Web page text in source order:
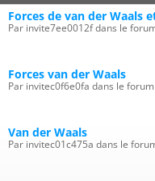
Forces de van der Waals
Par invite7ee0012f dans le
Forces van der Waals
Par invitec0f6e0fa dans le
Van der Waals
Par invitec01c475a dans le